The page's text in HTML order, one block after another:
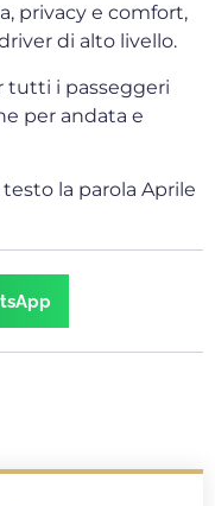
privacy e comfort,
di alto livello.
tutti i passeggeri
per andata e
la parola Aprile